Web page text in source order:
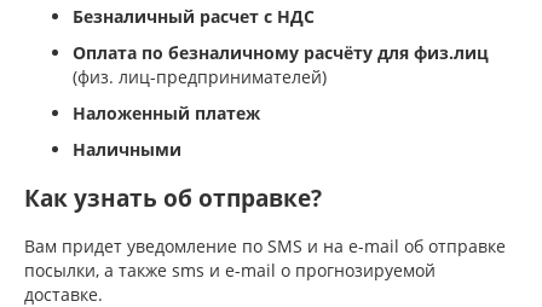
Безналичный расчет с НДС
Оплата по безналичному расчёту для физ.лиц
(физ. лиц-предпринимателей)
Наложенный платеж
Наличными
Как узнать об отправке?
Вам придет уведомление по SMS и на e-mail об отправке
посылки, а также sms и e-mail о прогнозируемой
доставке.